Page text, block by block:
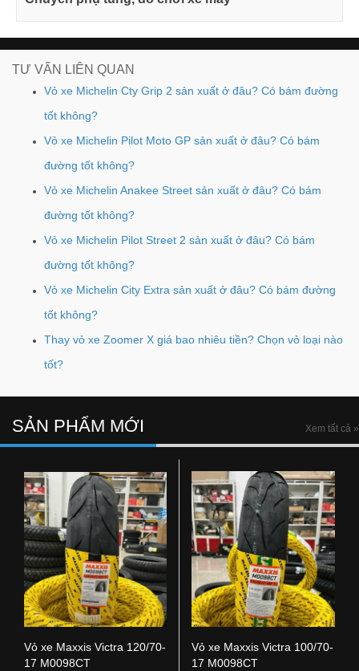
TƯ VẤN LIÊN QUAN
Vỏ xe Michelin Cty Grip 2 sản xuất ở đâu? Có bám đường
tốt không?
Vỏ xe Michelin Pilot Moto GP sản xuất ở đâu? Có bám
đường tốt không?
Vỏ xe Michelin Anakee Street sản xuất ở đâu? Có bám
đường tốt không?
Vỏ xe Michelin Pilot Street 2 sản xuất ở đâu? Có bám
đường tốt không?
Vỏ xe Michelin City Extra sản xuất ở đâu? Có bám đường
tốt không?
Thay vỏ xe Zoomer X giá bao nhiêu tiền? Chọn vỏ loại nào
tốt?
SẢN PHẨM MỚI Xem tất cả »
Vỏ xe Maxxis Victra 120/70-
17 M0098CT
Vỏ xe Maxxis Victra 100/70-
17 M0098CT